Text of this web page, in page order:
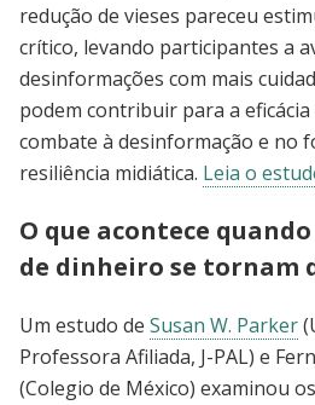
redução de vieses pareceu
crítico, levando participantes a
desinformações com mais
podem contribuir para a
combate à desinformação e no
resiliência midiática. Leia o
O que acontece
de dinheiro se tornam
Um estudo de Susan W. Parker
Professora Afiliada, J-PAL) e
(Colegio de México) examinou